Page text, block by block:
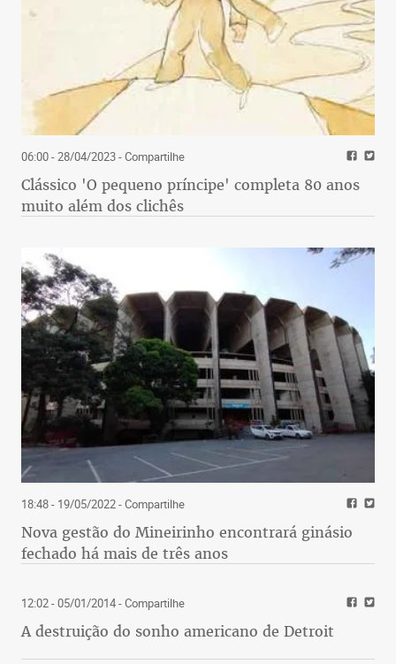
06:00 - 28/04/2023- Compartilhe
Clássico 'O pequeno príncipe' completa 80 anos
muito além dos clichês
18:48 - 19/05/2022- Compartilhe
Nova gestão do Mineirinho encontrará ginásio
fechado há mais de três anos
12:02 - 05/01/2014- Compartilhe
A destruição do sonho americano de Detroit